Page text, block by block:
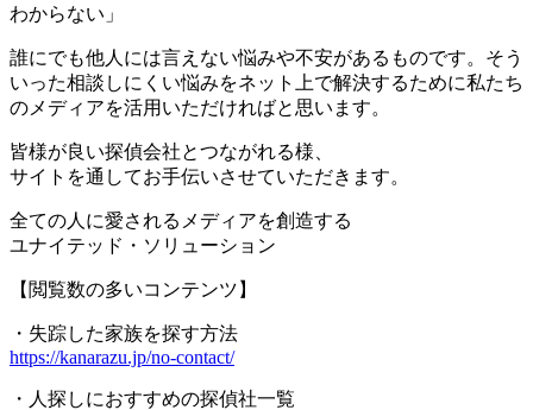
わからない」
誰にでも他人には言えない悩みや不安があるものです。そう
いった相談しにくい悩みをネット上で解決するために私たち
のメディアを活用いただければと思います。
皆様が良い探偵会社とつながれる様、
サイトを通してお手伝いさせていただきます。
全ての人に愛されるメディアを創造する
ユナイテッド・ソリューション
【閲覧数の多いコンテンツ】
・失踪した家族を探す方法
https://kanarazu.jp/no-contact/
・人探しにおすすめの探偵社一覧